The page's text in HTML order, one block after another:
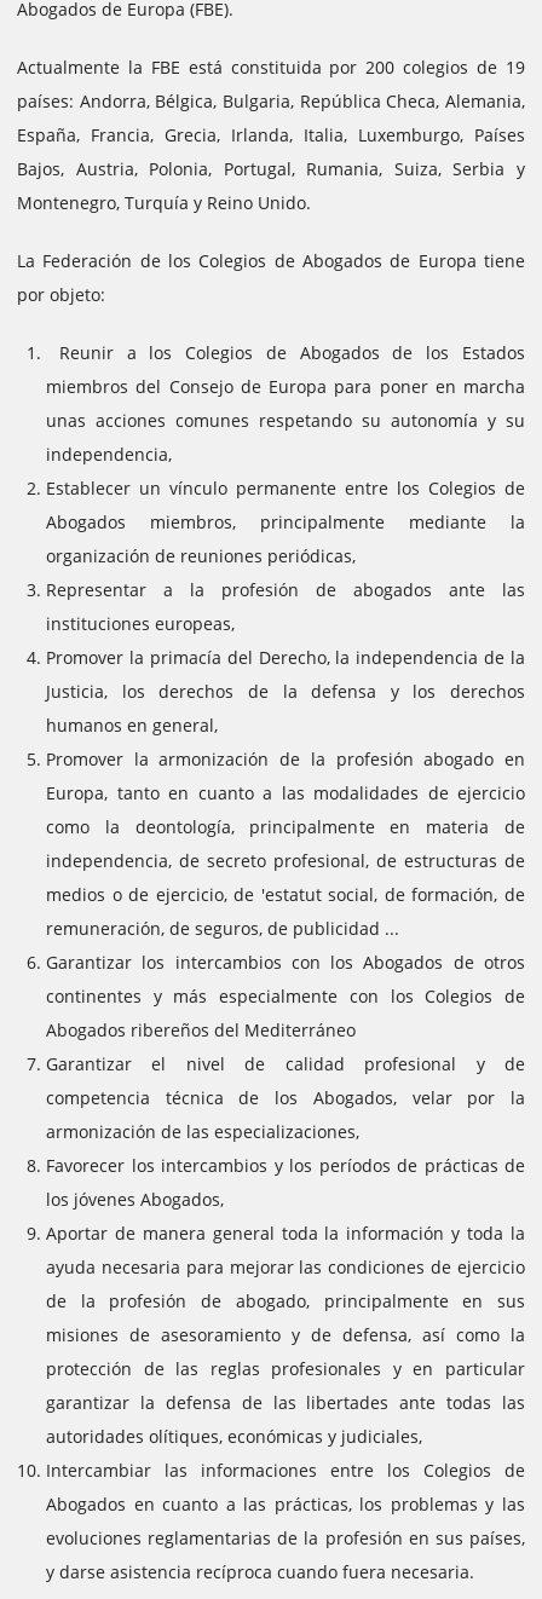
Abogados de Europa (FBE).
Actualmente la FBE está constituida por 200 colegios de 19
países: Andorra, Bélgica, Bulgaria, República Checa, Alemania,
España, Francia, Grecia, Irlanda, Italia, Luxemburgo, Países
Bajos, Austria, Polonia, Portugal, Rumania, Suiza, Serbia y
Montenegro, Turquía y Reino Unido.
La Federación de los Colegios de Abogados de Europa tiene
por objeto:
Reunir a los Colegios de Abogados de los Estados
miembros del Consejo de Europa para poner en marcha
unas acciones comunes respetando su autonomía y su
independencia,
Establecer un vínculo permanente entre los Colegios de
Abogados miembros, principalmente mediante la
organización de reuniones periódicas,
Representar a la profesión de abogados ante las
instituciones europeas,
Promover la primacía del Derecho, la independencia de la
Justicia, los derechos de la defensa y los derechos
humanos en general,
Promover la armonización de la profesión abogado en
Europa, tanto en cuanto a las modalidades de ejercicio
como la deontología, principalmente en materia de
independencia, de secreto profesional, de estructuras de
medios o de ejercicio, de 'estatut social, de formación, de
remuneración, de seguros, de publicidad ...
Garantizar los intercambios con los Abogados de otros
continentes y más especialmente con los Colegios de
Abogados ribereños del Mediterráneo
Garantizar el nivel de calidad profesional y de
competencia técnica de los Abogados, velar por la
armonización de las especializaciones,
Favorecer los intercambios y los períodos de prácticas de
los jóvenes Abogados,
Aportar de manera general toda la información y toda la
ayuda necesaria para mejorar las condiciones de ejercicio
de la profesión de abogado, principalmente en sus
misiones de asesoramiento y de defensa, así como la
protección de las reglas profesionales y en particular
garantizar la defensa de las libertades ante todas las
autoridades olítiques, económicas y judiciales,
Intercambiar las informaciones entre los Colegios de
Abogados en cuanto a las prácticas, los problemas y las
evoluciones reglamentarias de la profesión en sus países,
y darse asistencia recíproca cuando fuera necesaria.